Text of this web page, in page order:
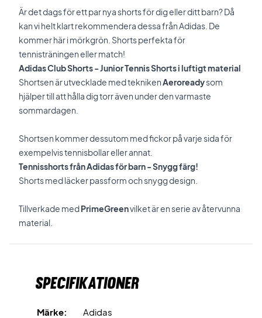
Är det dags för ett par nya shorts för dig eller ditt barn? Då
kan vi helt klart rekommendera dessa från Adidas. De
kommer här i mörkgrön. Shorts perfekta för
tennisträningen eller match!
Adidas Club Shorts - Junior Tennis Shorts i luftigt material
Shortsen är utvecklade med teknikenAeroreadysom
hjälper till att hålla dig torr även under den varmaste
sommardagen.
Shortsen kommer dessutom med fickor på varje sida för
exempelvis tennisbollar eller annat.
Tennisshorts från Adidas för barn - Snygg färg!
Shorts med läcker passform och snygg design.
Tillverkade medPrimeGreenvilket är en serie av återvunna
material.
Specifikationer
Märke:
Adidas